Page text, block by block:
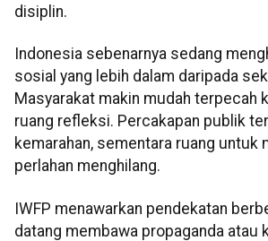
disiplin.
Indonesia sebenarnya sedang
sosial yang lebih dalam daripada
Masyarakat makin mudah terpecah
ruang refleksi. Percakapan publik
kemarahan, sementara ruang untuk
perlahan menghilang.
IWFP menawarkan pendekatan
datang membawa propaganda atau